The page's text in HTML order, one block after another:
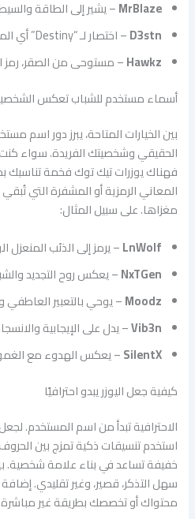
MrBlaze– يشير إلى الطاقة
D3stn– اختصار لـ “Destiny” أي المصير القوي والواضح.
Hawkz– مستوحى من الصقر، رمز
أسماء مستخدم للشباب تعكس
بين الخيارات المتاحة، يبرز دور
الحقيقي وشخصيتك الفريدة. سواء كنت
فهناك يوزرات تيك توك فخمة تناسبك
المعاني الرمزية أو المشفرة التي
مغزاها. على سبيل المثال:
LnWolf– يرمز إلى الذئب المنعزل
NxTGen– يعكس روح التجديد
Moodz– يوحي بالتعبير العاطفي
Vib3n– يدل على الإيجابية
SilentX– يعكس الهدوء مع
كيفية جعل اليوزر يبدو احترافيًا
الاحترافية تبدأ من اسم المستخدم. لجعل
استخدم تنسيقات ذكية تمزج بين
خفيفة تساعد في بناء علامة شخصية.
سهل التذكر، قصير، وغير تقليدي.
محتواك أو تخصصك بطريقة غير